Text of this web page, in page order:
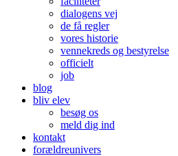
dialogens vej
de få regler
vores historie
vennekreds og bestyrelse
officielt
job
blog
bliv elev
besøg os
meld dig ind
kontakt
forældreunivers